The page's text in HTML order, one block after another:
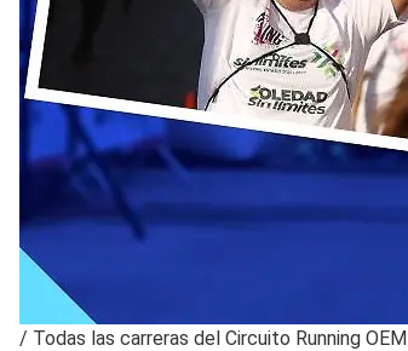
/ Todas las carreras del Circuito Running OEM